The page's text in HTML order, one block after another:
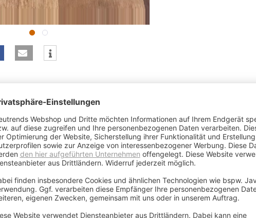
Einheit/Platine für KF619, KF917, KF918, KF919
mit LED-Beleuchtung
mit LED-Beleuchtung
mit LED-Beleuchtung
mit LED-Beleuchtung